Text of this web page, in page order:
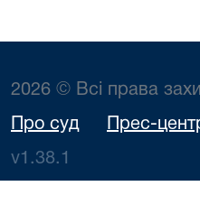
2026 © Всі права
Про суд Прес-
v1.38.1